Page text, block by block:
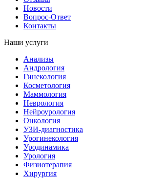
Новости
Вопрос-Ответ
Контакты
Наши услуги
Анализы
Андрология
Гинекология
Косметология
Маммология
Неврология
Нейроурология
Онкология
УЗИ-диагностика
Урогинекология
Уродинамика
Урология
Физиотерапия
Хирургия